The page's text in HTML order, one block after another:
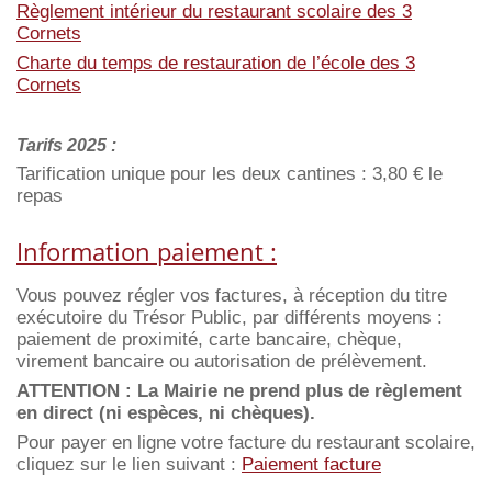
Règlement intérieur du restaurant scolaire des 3
Cornets
Charte du temps de restauration de l’école des 3
Cornets
Tarifs 2025 :
Tarification unique pour les deux cantines : 3,80 € le
repas
Information paiement :
Vous pouvez régler vos factures, à réception du titre
exécutoire du Trésor Public, par différents moyens :
paiement de proximité, carte bancaire, chèque,
virement bancaire ou autorisation de prélèvement.
ATTENTION : La Mairie ne prend plus de règlement
en direct (ni espèces, ni chèques).
Pour payer en ligne votre facture du restaurant scolaire,
cliquez sur le lien suivant : Paiement facture